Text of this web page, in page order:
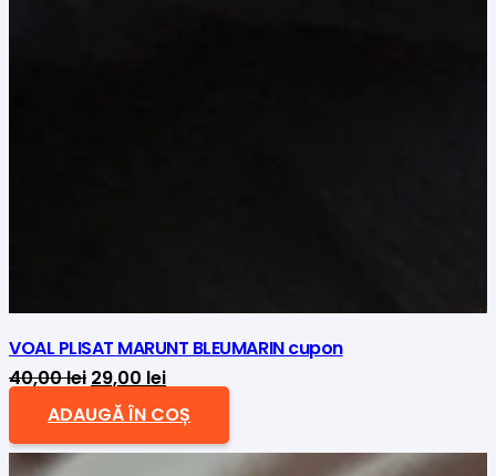
VOAL PLISAT MARUNT BLEUMARIN cupon
40,00lei Prețul
inițial
a
29,00 leiPrețul
curent
este:
29,00 lei.
ADAUGĂ ÎN COȘ